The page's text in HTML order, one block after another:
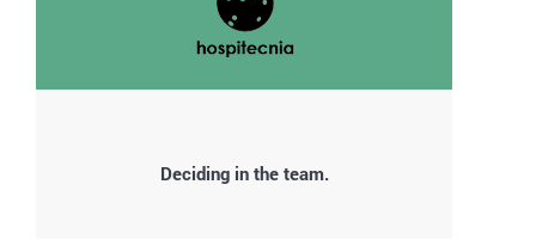
Deciding in the team.